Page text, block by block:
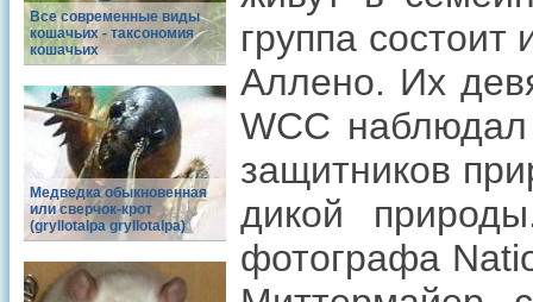
Все современные виды
кошачьих - таксономия
кошачьих
Медведка обыкновенная
или сверчок-крот
(gryllotalpa gryllotalpa)
группа
Аллено. Их
WCC
защитников
дикой
фотографа